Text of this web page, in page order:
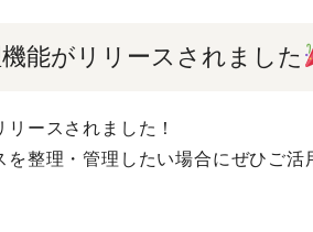
能がリリースされました
リースされました！
整理・管理したい場合にぜひご活